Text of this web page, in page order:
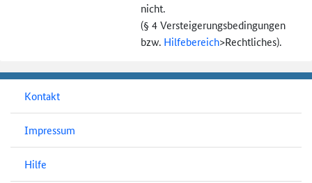
nicht.
(§ 4 Versteigerungs­bedingungen
bzw. Hilfebereich>Rechtliches).
Kontakt
Impressum
Hilfe